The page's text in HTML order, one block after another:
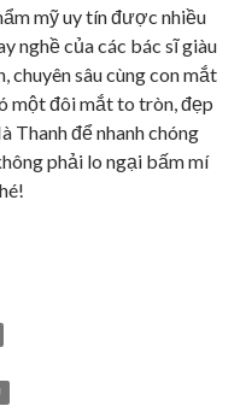
mỹ uy tín được nhiều
nghề của các bác sĩ giàu
chuyên sâu cùng con mắt
một đôi mắt to tròn, đẹp
Thanh để nhanh chóng
phải lo ngại bấm mí